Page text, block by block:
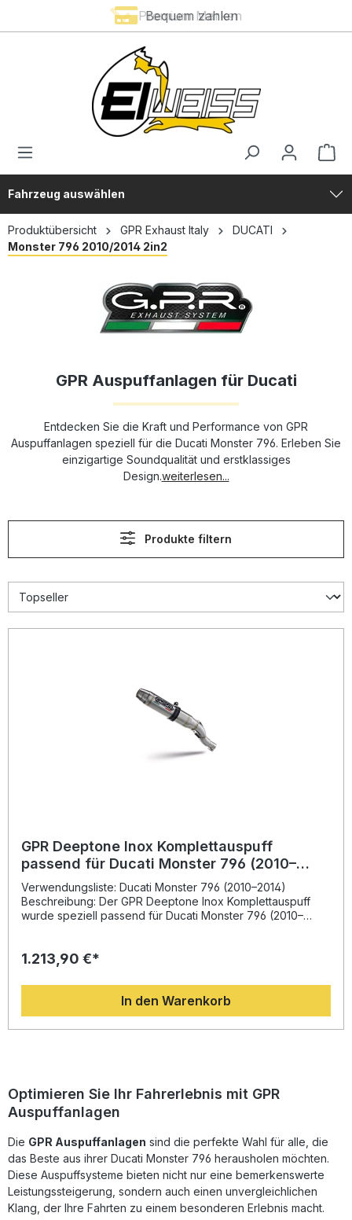
Premium Marken
Bequem zahlen
Fahrzeug auswählen
Produktübersicht GPR Exhaust Italy
DUCATI
Monster 796 2010/2014 2in2
GPR Auspuffanlagen für Ducati
Entdecken Sie die Kraft und Performance von GPR
Auspuffanlagen speziell für die Ducati Monster 796. Erleben Sie
einzigartige Soundqualität und erstklassiges
Design.weiterlesen...
Produkte filtern
GPR Deeptone Inox Komplettauspuff
passend für Ducati Monster 796 (2010–
2014)
Verwendungsliste: Ducati Monster 796 (2010–2014)
Beschreibung: Der GPR Deeptone Inox Komplettauspuff
wurde speziell passend für Ducati Monster 796 (2010–
Weltmeisterschaft. Sie überzeugt durch ein innovatives
reduziertes Gewicht im Vergleich zur Serienanlage. Das
Ergebnis ist eine verbesserte Fahrperformance und ein
intensiver, sportlicher Sound, der die Fahrfreude
maßgeblich steigert. Gefertigt in Italien und nach DIN-
in einer Fachwerkstatt durchzuführen. Der Auspuff ist
homologiert und somit legal im Straßenverkehr zugelassen.
Inklusive herausnehmbarem db-Killer und Katalysator – für
Leistungssteigerung und Gewichtsreduktion gegenüber
Serienanlage Homologiert und legal für den
Straßenverkehr Sportlich-tiefer Sound dank Deeptone-
Technologie Plug-&-Play Montage mit
fahrzeugspezifischem Zubehör Made in Italy – hohe
Fertigungsqualität nach DIN-Zertifizierung Lieferumfang:
1.213,90 €*
In den Warenkorb
Optimieren Sie Ihr Fahrerlebnis mit GPR
Auspuffanlagen
Die GPR Auspuffanlagen sind die perfekte Wahl für alle, die
das Beste aus ihrer Ducati Monster 796 herausholen möchten.
Diese Auspuffsysteme bieten nicht nur eine bemerkenswerte
Leistungssteigerung, sondern auch einen unvergleichlichen
Klang, der Ihre Fahrten zu einem besonderen Erlebnis macht.